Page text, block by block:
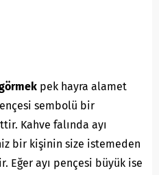
pek hayra alamet
sembolü bir
Kahve falında ayı
bir kişinin size istemeden
Eğer ayı pençesi büyük ise